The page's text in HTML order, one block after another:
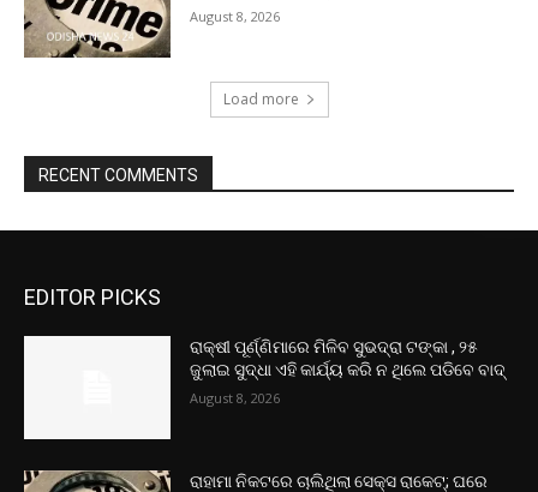
August 8, 2026
Load more
RECENT COMMENTS
EDITOR PICKS
ରାକ୍ଷୀ ପୂର୍ଣ୍ଣିମାରେ ମିଳିବ ସୁଭଦ୍ରା ଟଙ୍କା , ୨୫
ଜୁଲାଇ ସୁଦ୍ଧା ଏହି କାର୍ଯ୍ୟ କରି ନ ଥିଲେ ପଡିବେ ବାଦ୍
August 8, 2026
ରାହାମା ନିକଟରେ ଚାଲିଥିଲା ସେକ୍ସ ରାକେଟ୍; ଘରେ